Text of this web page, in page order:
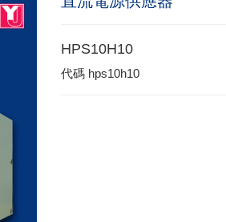
HPS10H10
代碼 hps10h10